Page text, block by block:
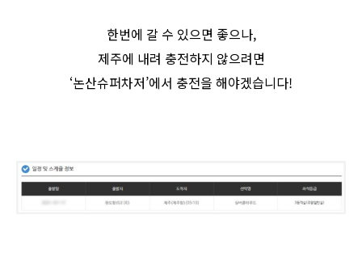
한번에 갈 수 있으면 좋으나,
제주에 내려 충전하지 않으려면
‘논산슈퍼차저’에서 충전을 해야겠습니다!